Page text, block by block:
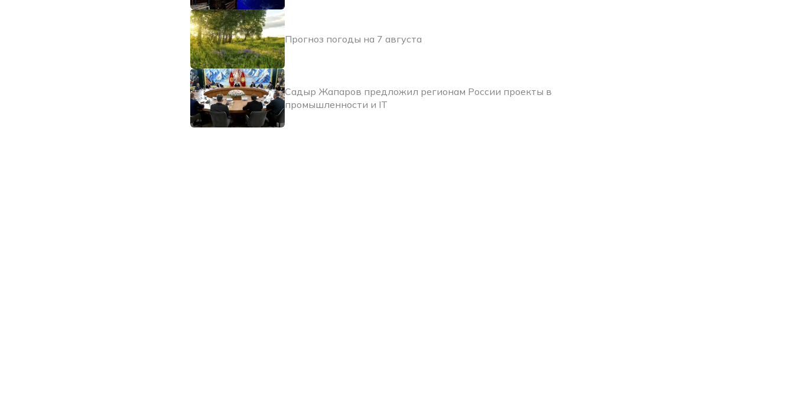
Прогноз погоды на 7 августа
Садыр Жапаров предложил регионам России проекты в
промышленности и IT